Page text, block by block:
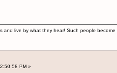
and live by what they hear! Such people
PM »